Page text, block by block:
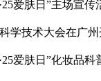
爱肤日”主场宣
学技术大会在广州
爱肤日”化妆品科